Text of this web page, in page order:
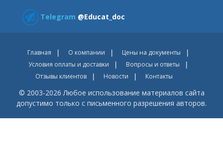
Telegram @Educat_doc
Главная О компании
Цены на документы
Условия оплаты и доставки
Вопросы и ответы
Отзывы клиентов
Новости Контакты
© 2003-2026 Любое использование материалов сайта
допустимо только с письменного разрешения авторов.